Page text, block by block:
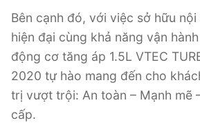
Bên cạnh đó, với việc sở hữu
hiện đại cùng khả năng vận
động cơ tăng áp 1.5L VTEC
2020 tự hào mang đến cho
trị vượt trội: An toàn – Mạnh mẽ
cấp.